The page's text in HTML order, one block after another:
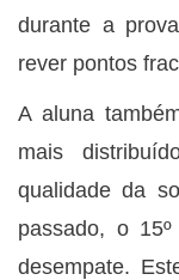
durante a
rever pontos
A aluna
mais
qualidade da
passado, o
desempate.